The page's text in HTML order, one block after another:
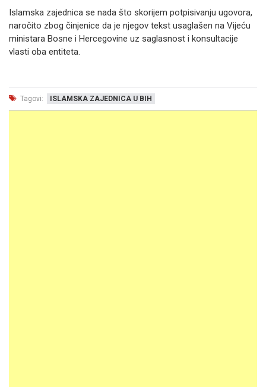
Islamska zajednica se nada što skorijem potpisivanju ugovora,
naročito zbog činjenice da je njegov tekst usaglašen na Vijeću
ministara Bosne i Hercegovine uz saglasnost i konsultacije
vlasti oba entiteta.
Tagovi: ISLAMSKA ZAJEDNICA U BIH